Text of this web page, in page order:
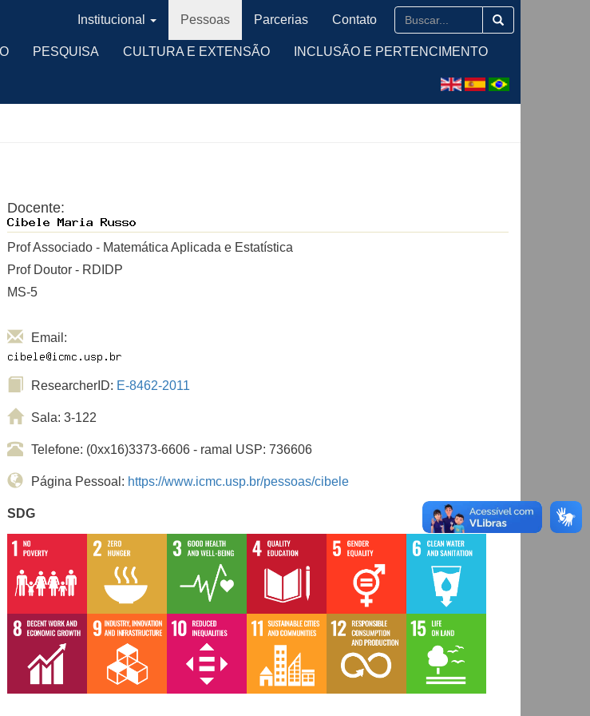
PESQUISA CULTURA E EXTENSÃO INCLUSÃO E PERTENCIMENTO
Institucional Pessoas Parcerias Contato
Docente:
Prof Associado - Matemática Aplicada e Estatística
Prof Doutor - RDIDP
MS-5
Email:
ResearcherID: E-8462-2011
Sala: 3-122
Telefone: (0xx16)3373-6606 - ramal USP: 736606
Página Pessoal: https://www.icmc.usp.br/pessoas/cibele
SDG